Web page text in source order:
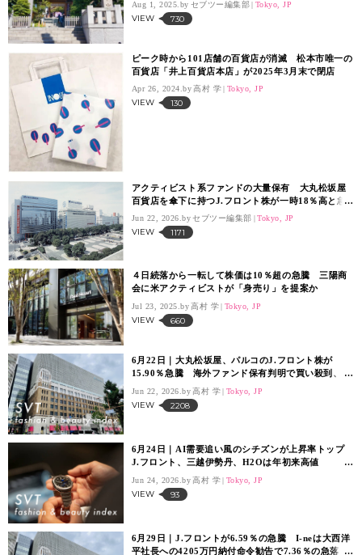
Aug 1, 2025. セブツー編集部 Tokyo, JP
VIEW 730
ピーク時から101店舗の百貨店が消滅 松本市唯一の
百貨店「井上百貨店本店」が2025年3月末で閉店
Apr 26, 2024. 高村 学 Tokyo, JP
VIEW 130
アクティビスト系ファンドの大量保有 大丸松坂屋
百貨店を傘下に持つJ.フロント株が一時18％高と急
騰
Jun 22, 2026. セブツー編集部 Tokyo, JP
VIEW 1171
４日続落から一転して株価は10％超の急騰 三陽商
会に米アクティビストが「身売り」を提案か
Jul 23, 2025. 高村 学 Tokyo, JP
VIEW 660
6月22日｜大丸松坂屋、パルコのJ.フロント株が
15.90％急騰 海外ファンド保有判明で買い殺到、
「SVTインデックス」は13,683.2ポイント
Jun 22, 2026. 高村 学 Tokyo, JP
VIEW 2208
6月24日｜AI需要追い風のシチズンが上昇率トップ
J.フロント、三越伊勢丹、H2Oは年初来高値
「SVT インデックス」は13,668ポイント
Jun 24, 2026. 高村 学 Tokyo, JP
VIEW 93
6月29日｜J.フロントが6.59％の急騰 I-neは大西洋
平社長への4205万円納付命令勧告で7.36％の急落